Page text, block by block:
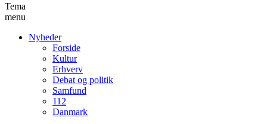
Tema
menu
Nyheder
Forside
Kultur
Erhverv
Debat og politik
Samfund
112
Danmark